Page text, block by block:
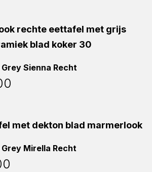
Sienna Recht
Mirella Recht